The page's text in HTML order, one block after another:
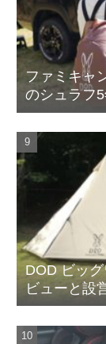
ファミキャ
のシュラフ
DOD ビッ
ビューと設